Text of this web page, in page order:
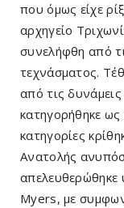
που όμως είχε
αρχηγείο
συνελήφθη από
τεχνάσματος.
από τις
κατηγορήθηκε
κατηγορίες
Ανατολής
απελευθερώθηκε
Myers, με